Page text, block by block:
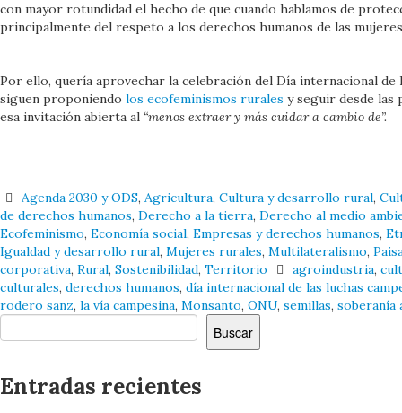
con mayor rotundidad el hecho de que cuando hablamos de
principalmente del respeto a los derechos humanos de las
Por ello, quería aprovechar la celebración del Día internacional
siguen proponiendo los ecofeminismos rurales y seguir desde las
esa invitación abierta al “menos extraer y más cuidar a cambio de”.
Agenda 2030 y ODS, Agricultura, Cultura y desarrollo rural,
de derechos humanos, Derecho a la tierra, Derecho al medio
Ecofeminismo, Economía social, Empresas y derechos humanos,
Igualdad y desarrollo rural, Mujeres rurales, Multilateralismo,
corporativa, Rural, Sostenibilidad, Territorio agroindustria,
culturales, derechos humanos, día internacional de las luchas
rodero sanz, la vía campesina, Monsanto, ONU, semillas, soberanía
Buscar
Buscar
Entradas recientes